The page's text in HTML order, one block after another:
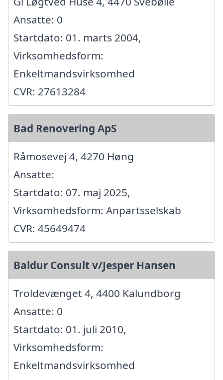
Ansatte: 0
Startdato: 01. marts 2004,
Virksomhedsform:
Enkeltmandsvirksomhed
CVR: 27613284
Bad Renovering ApS
Råmosevej 4, 4270 Høng
Ansatte:
Startdato: 07. maj 2025,
Virksomhedsform: Anpartsselskab
CVR: 45649474
Baldur Consult v/Jesper Hansen
Troldevænget 4, 4400 Kalundborg
Ansatte: 0
Startdato: 01. juli 2010,
Virksomhedsform:
Enkeltmandsvirksomhed